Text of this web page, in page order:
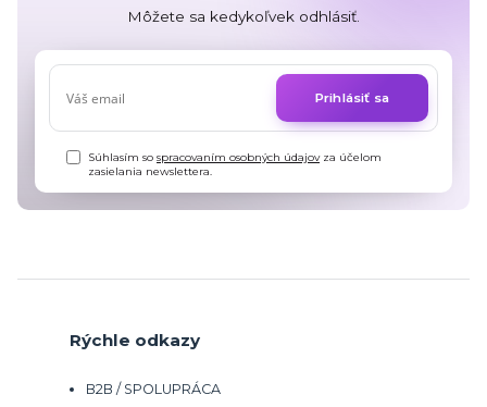
Môžete sa kedykoľvek odhlásiť.
Prihlásiť sa
Súhlasím sospracovaním osobných údajovza účelom
zasielania newslettera.
Rýchle odkazy
B2B / SPOLUPRÁCA